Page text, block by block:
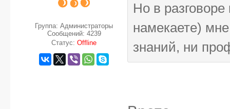
Группа: Администраторы
Сообщений: 4239
Статус: Offline
Но в
намекаете)
знаний, ни